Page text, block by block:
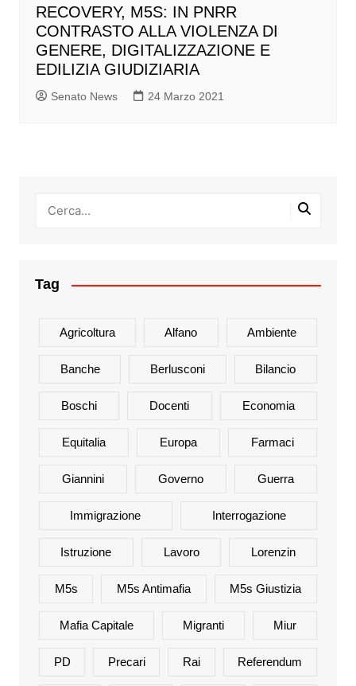
RECOVERY, M5S: IN PNRR
CONTRASTO ALLA VIOLENZA DI
GENERE, DIGITALIZZAZIONE E
EDILIZIA GIUDIZIARIA
Senato News 24 Marzo 2021
Tag
Agricoltura Alfano Ambiente
Banche Berlusconi Bilancio
Boschi Docenti Economia
Equitalia Europa Farmaci
Giannini Governo Guerra
Immigrazione Interrogazione
Istruzione Lavoro Lorenzin
M5s M5s Antimafia M5s Giustizia
Mafia Capitale Migranti Miur
PD Precari Rai Referendum